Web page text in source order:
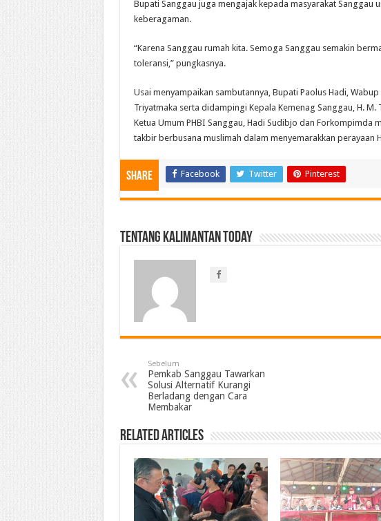
Bupati Sanggau juga mengajak kepada masyarakat Sanggau
keberagaman.
“Karena Sanggau rumah kita. Semoga Sanggau semakin
toleransi,” pungkasnya.
Usai menyampaikan sambutannya, Bupati Paolus Hadi,
Triyatmaka serta didampingi Kepala Kemenag Sanggau, H. M.
Ketua Umum PHBI Sanggau, Hadi Sudibjo dan Forkompimda
takbir berbusana muslimah dalam menyemarakkan perayaan
Share Facebook Twitter Pinterest
Tentang Kalimantan Today
Sebelum
Pemkab Sanggau Tawarkan
Solusi Alternatif Kurangi
Berladang dengan Cara
Membakar
Related Articles